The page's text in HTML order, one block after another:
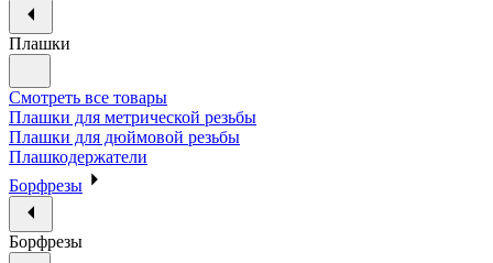
Плашки
Смотреть все товары
Плашки для метрической резьбы
Плашки для дюймовой резьбы
Плашкодержатели
Борфрезы
Борфрезы